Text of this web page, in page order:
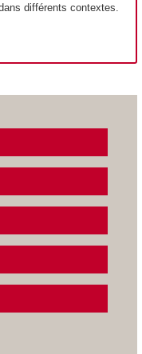
différents contextes.